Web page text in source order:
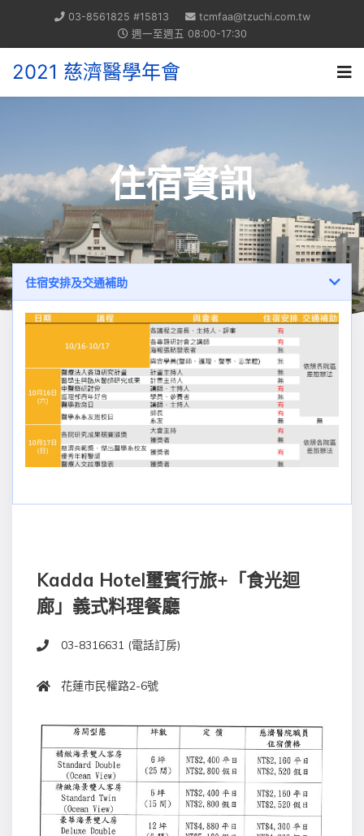
03-8561825 #15813
tcmfaa@tzuchi.com.tw
週一至週五 08:00-17:30
2021 慈濟醫學年會
住宿資訊
住宿安排及交通補助
Kadda Hotel璽賓行旅+「食光迴
廊」義式料理餐廳
03-8316631 (電話訂房)
花蓮市民權路2-6號